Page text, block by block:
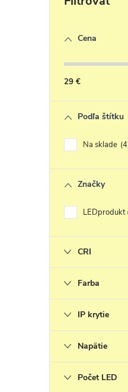
Cena
29 €
Podľa štítku
Na sklade 4
Značky
LEDprodukt
CRI
Farba
IP krytie
Napätie
Počet LED